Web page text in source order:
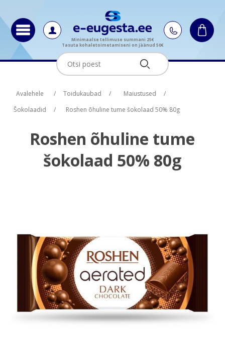
Minimaalse tellimuse summani 25€
Tasuta kohaletoimetamiseni on jäänud 50€
Avalehele / Toidukaubad / Maiustused
/
Šokolaadid
/ Roshen õhuline tume šokolaad 50% 80g
Roshen õhuline tume
šokolaad 50% 80g